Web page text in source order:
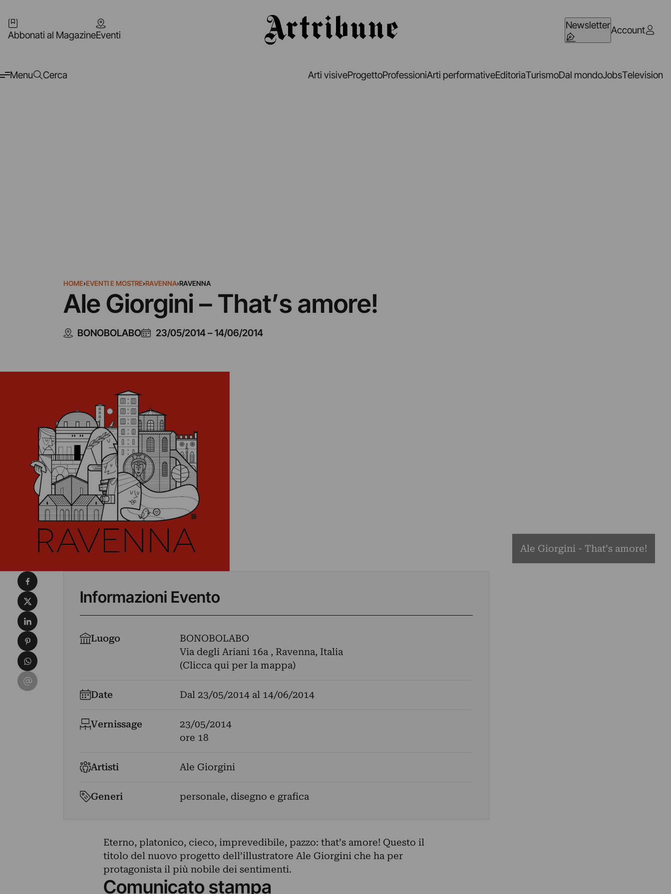
Abbonati al MagazineEventi
NewsletterAccount
Menu Cerca Arti visiveProgettoProfessioniArti performativeEditoriaTurismoDal mondoJobsTelevision
HOME›EVENTI E MOSTRE›RAVENNA›RAVENNA
Ale Giorgini – That’s amore!
BONOBOLABO 23/05/2014–14/06/2014
Ale Giorgini - That’s amore!
Informazioni Evento
Luogo
BONOBOLABO
Via degli Ariani 16a , Ravenna, Italia
(Clicca qui per la mappa)
Date Dal 23/05/2014al 14/06/2014
Vernissage
23/05/2014
ore 18
Artisti Ale Giorgini
Generi personale, disegno e grafica
Eterno, platonico, cieco, imprevedibile, pazzo: that’s amore! Questo il
titolo del nuovo progetto dell’illustratore Ale Giorgini che ha per
protagonista il più nobile dei sentimenti.
Comunicato stampa
Condividi su Facebook
Condividi su X
Condividi su LinkedIn
Condividi su Pinterest
Condividi su WhatsApp
Condividi su Email